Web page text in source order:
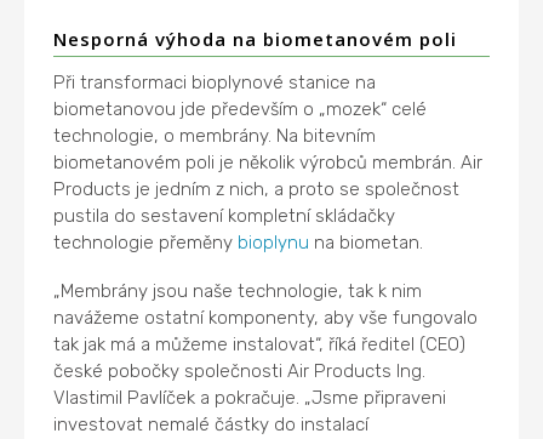
Nesporná výhoda na biometanovém poli
Při transformaci bioplynové stanice na
biometanovou jde především o „mozek“ celé
technologie, o membrány. Na bitevním
biometanovém poli je několik výrobců membrán. Air
Products je jedním z nich, a proto se společnost
pustila do sestavení kompletní skládačky
technologie přeměny bioplynu na biometan.
„Membrány jsou naše technologie, tak k nim
navážeme ostatní komponenty, aby vše fungovalo
tak jak má a můžeme instalovat“, říká ředitel (CEO)
české pobočky společnosti Air Products Ing.
Vlastimil Pavlíček a pokračuje. „Jsme připraveni
investovat nemalé částky do instalací